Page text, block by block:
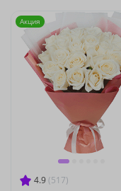
4.9 (517)
Акция